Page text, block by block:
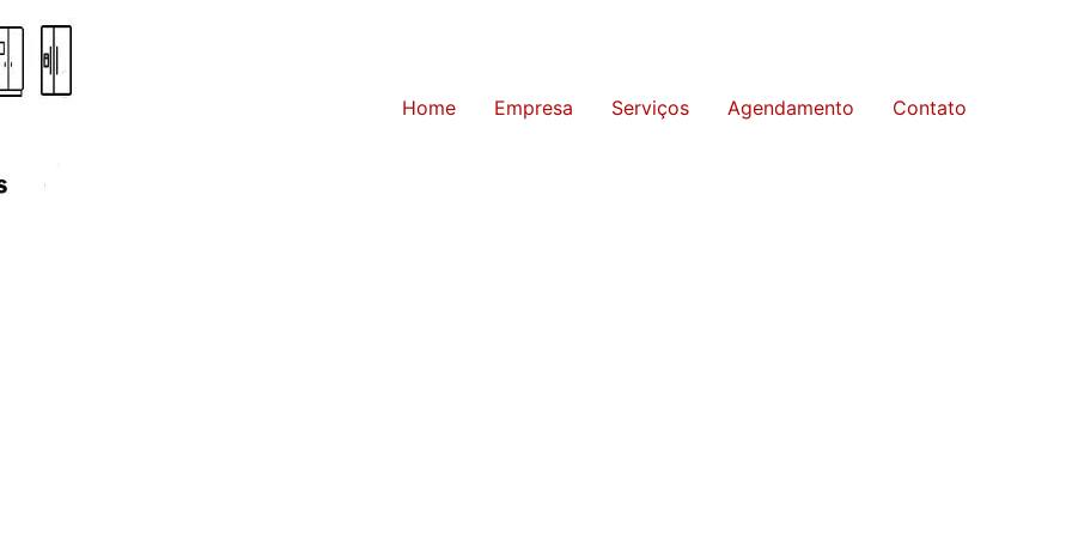
Home Empresa Serviços Agendamento Contato